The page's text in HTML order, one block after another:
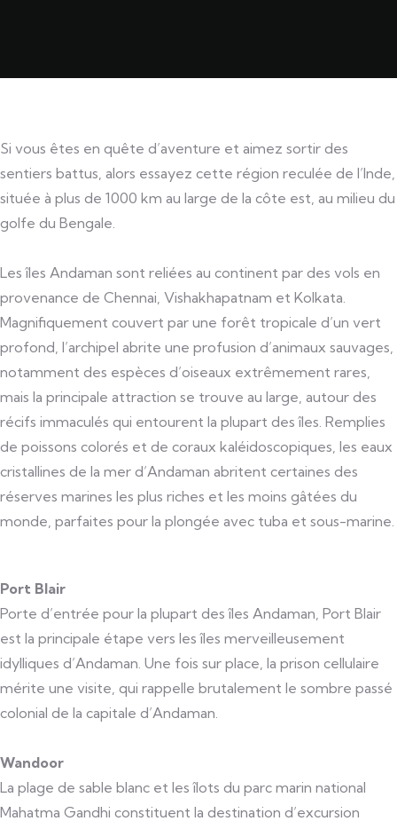
Si vous êtes en quête d’aventure et aimez sortir des
sentiers battus, alors essayez cette région reculée de l’Inde,
située à plus de 1000 km au large de la côte est, au milieu du
golfe du Bengale.
Les îles Andaman sont reliées au continent par des vols en
provenance de Chennai, Vishakhapatnam et Kolkata.
Magnifiquement couvert par une forêt tropicale d’un vert
profond, l’archipel abrite une profusion d’animaux sauvages,
notamment des espèces d’oiseaux extrêmement rares,
mais la principale attraction se trouve au large, autour des
récifs immaculés qui entourent la plupart des îles. Remplies
de poissons colorés et de coraux kaléidoscopiques, les eaux
cristallines de la mer d’Andaman abritent certaines des
réserves marines les plus riches et les moins gâtées du
monde, parfaites pour la plongée avec tuba et sous-marine.
Port Blair
Porte d’entrée pour la plupart des îles Andaman, Port Blair
est la principale étape vers les îles merveilleusement
idylliques d’Andaman. Une fois sur place, la prison cellulaire
mérite une visite, qui rappelle brutalement le sombre passé
colonial de la capitale d’Andaman.
Wandoor
La plage de sable blanc et les îlots du parc marin national
Mahatma Gandhi constituent la destination d’excursion